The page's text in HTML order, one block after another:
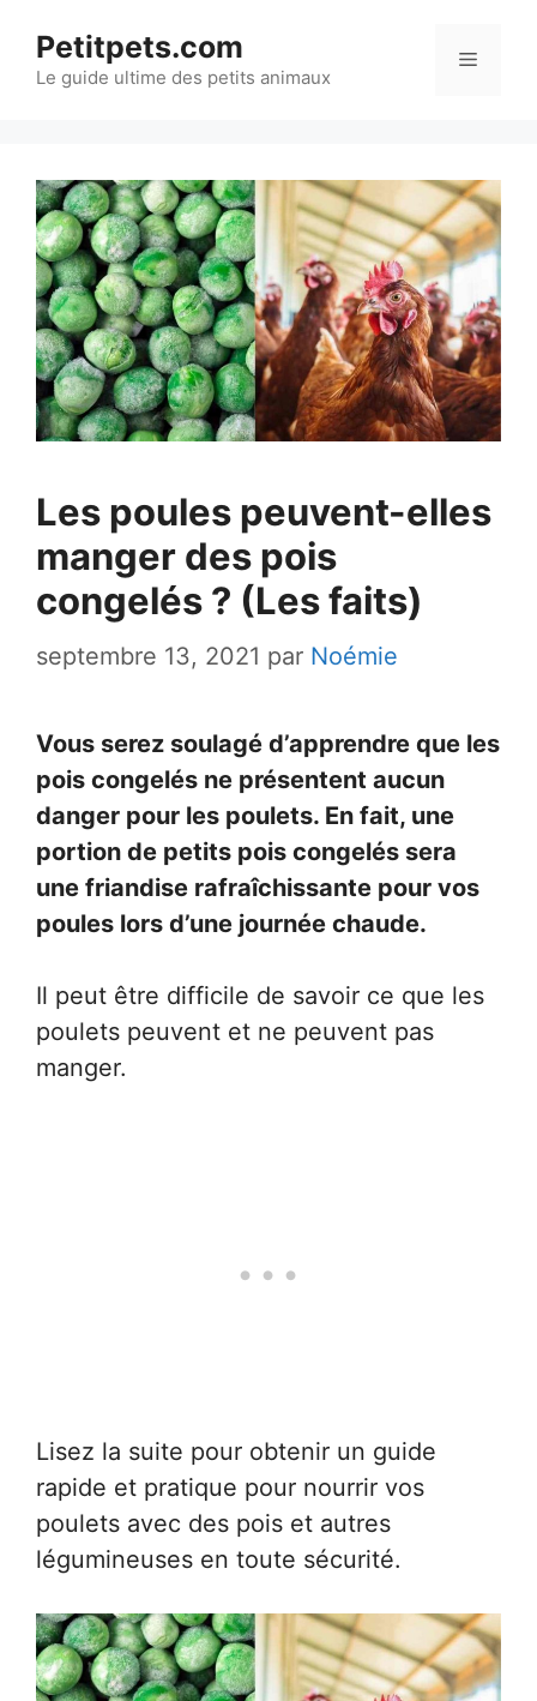
contenu
Petitpets.com
Le guide ultime des petits animaux
Menu
Les poules peuvent-elles
manger des pois
congelés ? (Les faits)
septembre 13, 2021 par Noémie
Vous serez soulagé d’apprendre que les
pois congelés ne présentent aucun
danger pour les poulets. En fait, une
portion de petits pois congelés sera
une friandise rafraîchissante pour vos
poules lors d’une journée chaude.
Il peut être difficile de savoir ce que les
poulets peuvent et ne peuvent pas
manger.
Lisez la suite pour obtenir un guide
rapide et pratique pour nourrir vos
poulets avec des pois et autres
légumineuses en toute sécurité.